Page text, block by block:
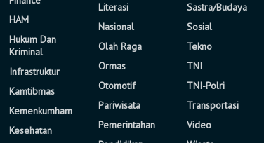
HAM
Hukum Dan
Kriminal
Infrastruktur
Kamtibmas
Kemenkumham
Kesehatan
Literasi
Nasional
Olah Raga
Ormas
Otomotif
Pariwisata
Pemerintahan
Sastra/Budaya
Sosial
Tekno
TNI
TNI-Polri
Transportasi
Video